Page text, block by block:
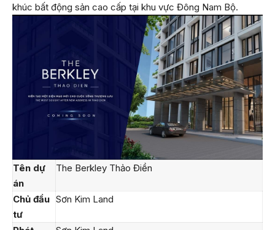
khúc bất động sản cao cấp tại khu vực Đông Nam Bộ.
Tên dự
án
The Berkley Thảo Điền
Chủ đầu
tư
Sơn Kim Land